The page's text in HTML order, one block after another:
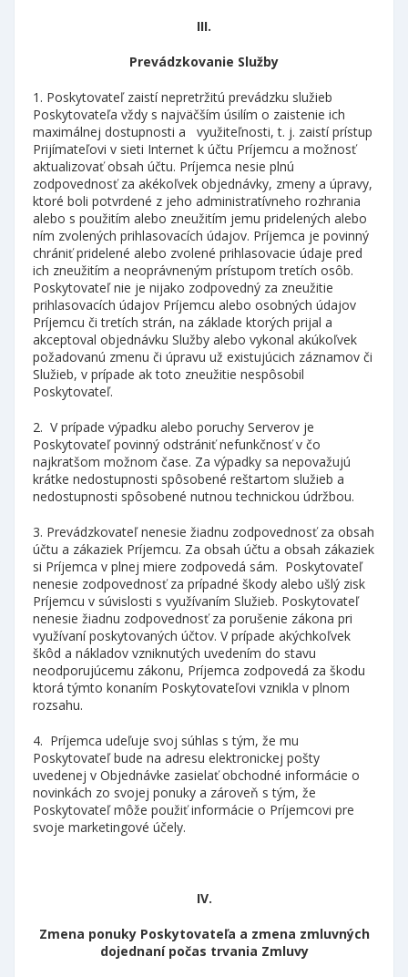
III.
Prevádzkovanie Služby
1. Poskytovateľ zaistí nepretržitú prevádzku služieb
Poskytovateľa vždy s najväčším úsilím o zaistenie ich
maximálnej dostupnosti a využiteľnosti, t. j. zaistí prístup
Prijímateľovi v sieti Internet k účtu Príjemcu a možnosť
aktualizovať obsah účtu. Príjemca nesie plnú
zodpovednosť za akékoľvek objednávky, zmeny a úpravy,
ktoré boli potvrdené z jeho administratívneho rozhrania
alebo s použitím alebo zneužitím jemu pridelených alebo
ním zvolených prihlasovacích údajov. Príjemca je povinný
chrániť pridelené alebo zvolené prihlasovacie údaje pred
ich zneužitím a neoprávneným prístupom tretích osôb.
Poskytovateľ nie je nijako zodpovedný za zneužitie
prihlasovacích údajov Príjemcu alebo osobných údajov
Príjemcu či tretích strán, na základe ktorých prijal a
akceptoval objednávku Služby alebo vykonal akúkoľvek
požadovanú zmenu či úpravu už existujúcich záznamov či
Služieb, v prípade ak toto zneužitie nespôsobil
Poskytovateľ.
2. V prípade výpadku alebo poruchy Serverov je
Poskytovateľ povinný odstrániť nefunkčnosť v čo
najkratšom možnom čase. Za výpadky sa nepovažujú
krátke nedostupnosti spôsobené reštartom služieb a
nedostupnosti spôsobené nutnou technickou údržbou.
3. Prevádzkovateľ nenesie žiadnu zodpovednosť za obsah
účtu a zákaziek Príjemcu. Za obsah účtu a obsah zákaziek
si Príjemca v plnej miere zodpovedá sám. Poskytovateľ
nenesie zodpovednosť za prípadné škody alebo ušlý zisk
Príjemcu v súvislosti s využívaním Služieb. Poskytovateľ
nenesie žiadnu zodpovednosť za porušenie zákona pri
využívaní poskytovaných účtov. V prípade akýchkoľvek
škôd a nákladov vzniknutých uvedením do stavu
neodporujúcemu zákonu, Príjemca zodpovedá za škodu
ktorá týmto konaním Poskytovateľovi vznikla v plnom
rozsahu.
4. Príjemca udeľuje svoj súhlas s tým, že mu
Poskytovateľ bude na adresu elektronickej pošty
uvedenej v Objednávke zasielať obchodné informácie o
novinkách zo svojej ponuky a zároveň s tým, že
Poskytovateľ môže použiť informácie o Príjemcovi pre
svoje marketingové účely.
IV.
Zmena ponuky Poskytovateľa a zmena zmluvných
dojednaní počas trvania Zmluvy